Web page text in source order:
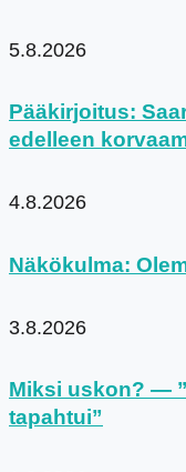
5.8.2026
Pääkirjoitus:
edelleen
4.8.2026
Näkökulma:
3.8.2026
Miksi uskon? —
tapahtui”